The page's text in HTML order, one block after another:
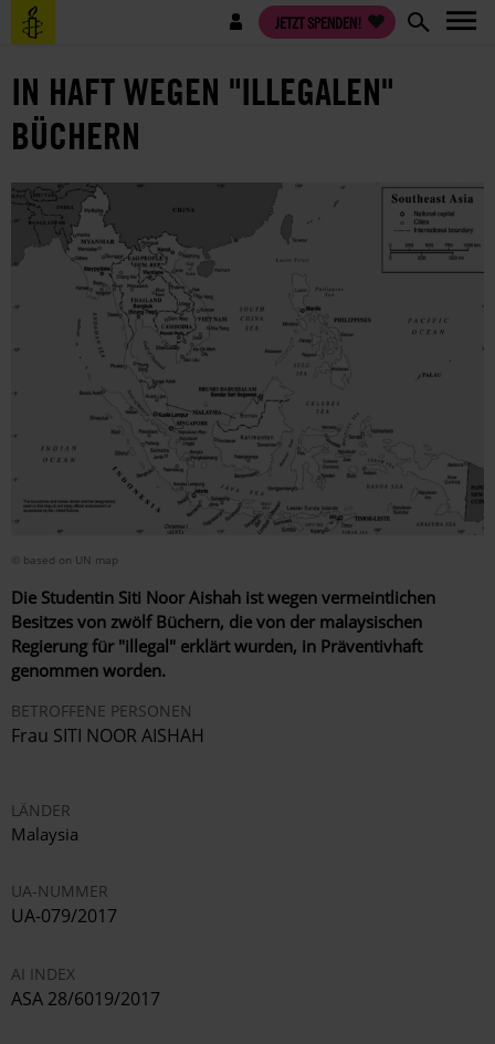
Direkt
zum
Benutzermenü JETZT SPENDEN!
IN HAFT WEGEN "ILLEGALEN"
BÜCHERN
© based on UN map
Die Studentin Siti Noor Aishah ist wegen vermeintlichen
Besitzes von zwölf Büchern, die von der malaysischen
Regierung für "illegal" erklärt wurden, in Präventivhaft
genommen worden.
BETROFFENE PERSONEN
Frau SITI NOOR AISHAH
LÄNDER
Malaysia
UA-NUMMER
UA-079/2017
AI INDEX
ASA 28/6019/2017